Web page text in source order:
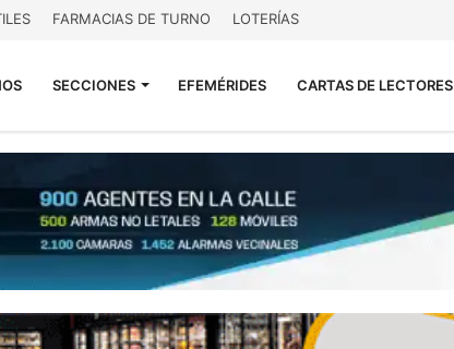
FARMACIAS DE TURNO LOTERÍAS
SECCIONES EFEMÉRIDES CARTAS DE LECTORES